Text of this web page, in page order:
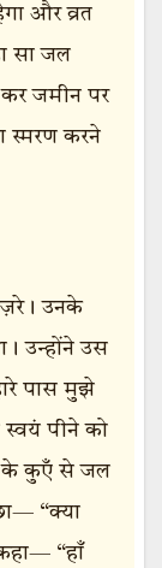
और व्रत
सा जल
कर जमीन पर
स्मरण करने
उनके
उन्होंने उस
पास मुझे
पीने को
के कुएँ से जल
“क्या
“हाँ